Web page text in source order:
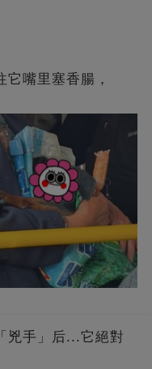
嘴里塞香腸，
兇手」后...它絕對